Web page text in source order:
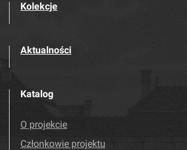
Kolekcje
Aktualności
Katalog
O projekcie
Członkowie projektu